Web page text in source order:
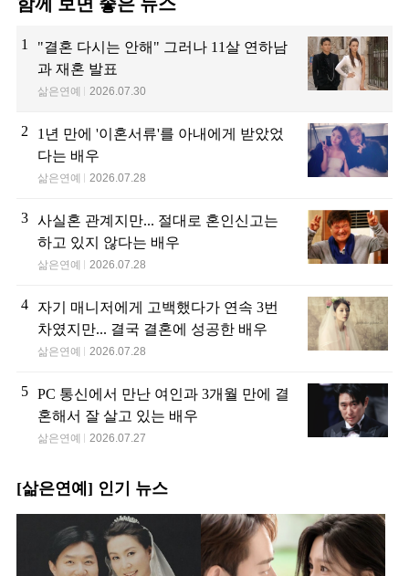
1
"결혼 다시는 안해" 그러나 11살 연하남
과 재혼 발표
삶은연예 2026.07.30
2
1년 만에 '이혼서류'를 아내에게 받았었
다는 배우
삶은연예 2026.07.28
3 사실혼 관계지만... 절대로 혼인신고는
하고 있지 않다는 배우
삶은연예 2026.07.28
4
자기 매니저에게 고백했다가 연속 3번
차였지만... 결국 결혼에 성공한 배우
삶은연예 2026.07.28
5 PC 통신에서 만난 여인과 3개월 만에 결
혼해서 잘 살고 있는 배우
삶은연예 2026.07.27
[삶은연예] 인기 뉴스